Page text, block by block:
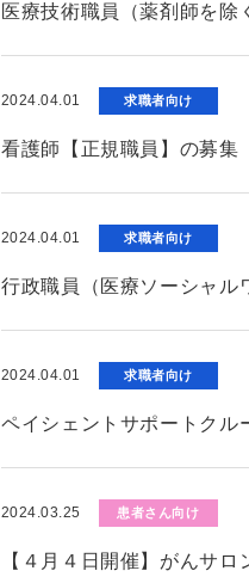
医療技術職員（薬剤師を除
2024.04.01 求職者向け
看護師【正規職員】の募集
2024.04.01 求職者向け
行政職員（医療ソーシャル
2024.04.01 求職者向け
ペイシェントサポートクル
2024.03.25 患者さん向け
【４月４日開催】がんサ